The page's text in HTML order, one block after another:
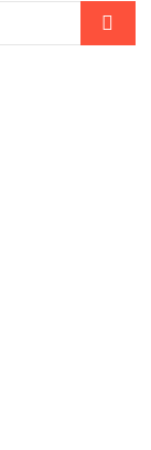
Search